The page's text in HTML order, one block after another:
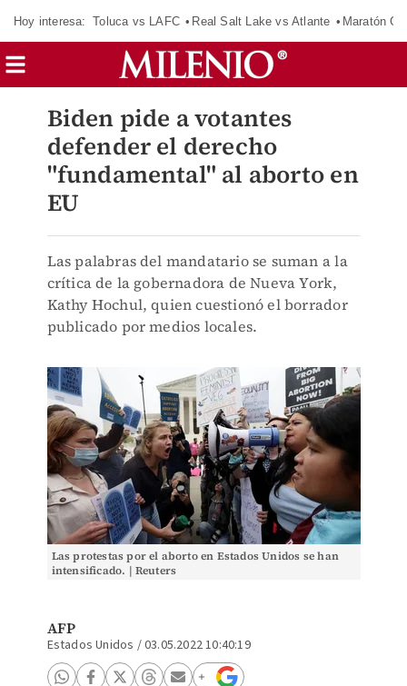
Hoy interesa: Toluca vs LAFC Real Salt Lake vs Atlante Maratón
Biden pide a votantes
defender el derecho
"fundamental" al aborto en
EU
Las palabras del mandatario se suman a la
crítica de la gobernadora de Nueva York,
Kathy Hochul, quien cuestionó el borrador
publicado por medios locales.
Las protestas por el aborto en Estados Unidos se han
intensificado. | Reuters
AFP
Estados Unidos /03.05.2022 10:40:19